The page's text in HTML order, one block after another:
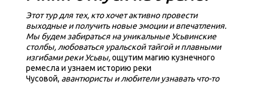
Этот тур для тех, кто хочет активно провести
выходные и получить новые эмоции и впечатления.
Мы будем забираться на уникальные Усьвинские
столбы, любоваться уральской тайгой и плавными
изгибами реки Усьвы,ощутим магию кузнечного
ремесла и узнаем историю реки
Чусовой, авантюристы и любители узнавать что-то